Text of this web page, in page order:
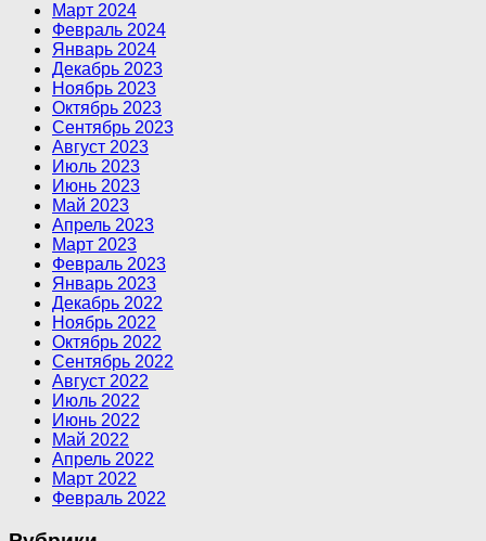
Март 2024
Февраль 2024
Январь 2024
Декабрь 2023
Ноябрь 2023
Октябрь 2023
Сентябрь 2023
Август 2023
Июль 2023
Июнь 2023
Май 2023
Апрель 2023
Март 2023
Февраль 2023
Январь 2023
Декабрь 2022
Ноябрь 2022
Октябрь 2022
Сентябрь 2022
Август 2022
Июль 2022
Июнь 2022
Май 2022
Апрель 2022
Март 2022
Февраль 2022